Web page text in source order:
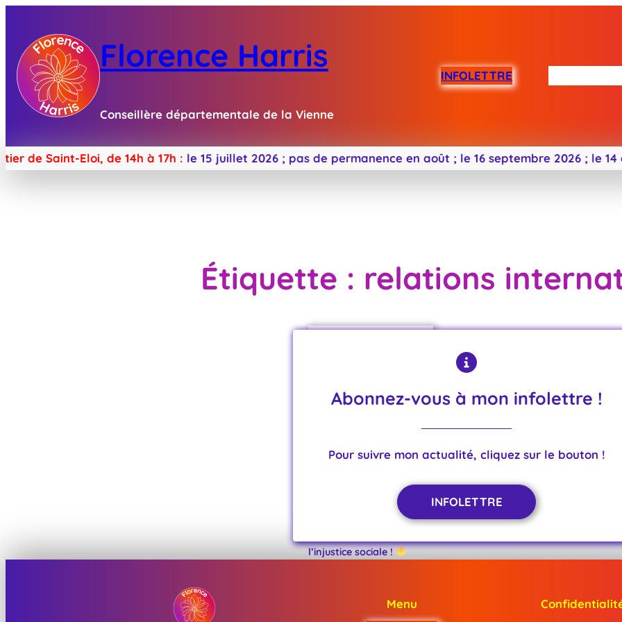
Abonnez-vous à mon infolettre !
Pour suivre mon actualité, cliquez sur le bouton !
INFOLETTRE
Florence Harris
Conseillère départementale de la Vienne
INFOLETTRE
Saint-Eloi, de 14h à 17h : le 15 juillet 2026 ; pas de permanence en août ; le 16 septembre 2026 ; le 14
Étiquette : relations
14/10/2025
Du sommet de l’Etat
l’injustice sociale !
Menu